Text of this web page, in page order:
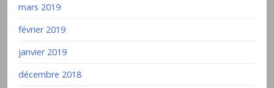
mars 2019
février 2019
janvier 2019
décembre 2018